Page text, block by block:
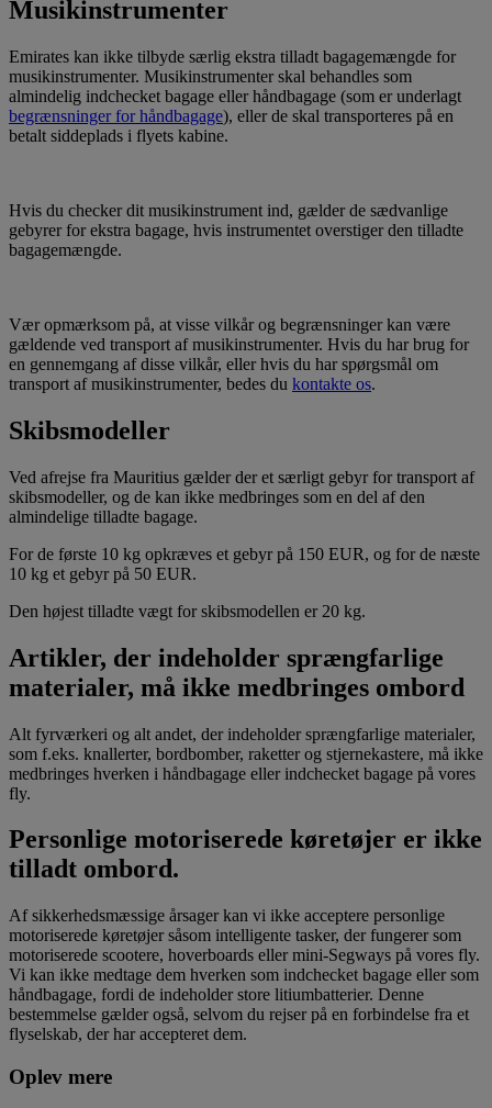
Musikinstrumenter
Emirates kan ikke tilbyde særlig ekstra tilladt bagagemængde for
musikinstrumenter. Musikinstrumenter skal behandles som
almindelig indchecket bagage eller håndbagage (som er underlagt
begrænsninger for håndbagage), eller de skal transporteres på en
betalt siddeplads i flyets kabine.
Hvis du checker dit musikinstrument ind, gælder de sædvanlige
gebyrer for ekstra bagage, hvis instrumentet overstiger den tilladte
bagagemængde.
Vær opmærksom på, at visse vilkår og begrænsninger kan være
gældende ved transport af musikinstrumenter. Hvis du har brug for
en gennemgang af disse vilkår, eller hvis du har spørgsmål om
transport af musikinstrumenter, bedes du kontakte os.
Skibsmodeller
Ved afrejse fra Mauritius gælder der et særligt gebyr for transport af
skibsmodeller, og de kan ikke medbringes som en del af den
almindelige tilladte bagage.
For de første 10 kg opkræves et gebyr på 150 EUR, og for de næste
10 kg et gebyr på 50 EUR.
Den højest tilladte vægt for skibsmodellen er 20 kg.
Artikler, der indeholder sprængfarlige
materialer, må ikke medbringes ombord
Alt fyrværkeri og alt andet, der indeholder sprængfarlige materialer,
som f.eks. knallerter, bordbomber, raketter og stjernekastere, må ikke
medbringes hverken i håndbagage eller indchecket bagage på vores
fly.
Personlige motoriserede køretøjer er ikke
tilladt ombord.
Af sikkerhedsmæssige årsager kan vi ikke acceptere personlige
motoriserede køretøjer såsom intelligente tasker, der fungerer som
motoriserede scootere, hoverboards eller mini-Segways på vores fly.
Vi kan ikke medtage dem hverken som indchecket bagage eller som
håndbagage, fordi de indeholder store litiumbatterier. Denne
bestemmelse gælder også, selvom du rejser på en forbindelse fra et
flyselskab, der har accepteret dem.
Oplev mere